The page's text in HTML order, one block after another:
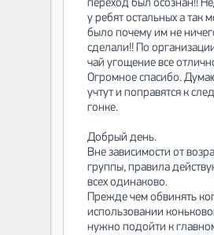
переход был осознан!!
у ребят остальных а так
было почему им не
сделали!! По
чай угощение все
Огромное спасибо.
учтут и поправятся к
гонке.
Добрый день.
Вне зависимости от
группы, правила
всех одинаково.
Прежде чем обвинять
использовании
нужно подойти к